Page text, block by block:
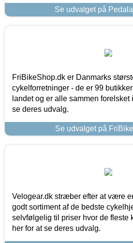
Se udvalget på
FriBikeShop.dk er Danmarks
cykelforretninger - de er 99
landet og er alle sammen forelsket
se deres udvalg.
Se udvalget på
Velogear.dk stræber efter at være
godt sortiment af de bedste
selvfølgelig til priser hvor de fleste
her for at se deres udvalg.